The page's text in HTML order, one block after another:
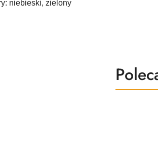
niebieski, zielony
o